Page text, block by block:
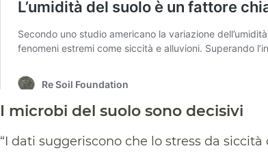
I microbi del suolo sono decisivi
“I dati suggeriscono che lo stress da